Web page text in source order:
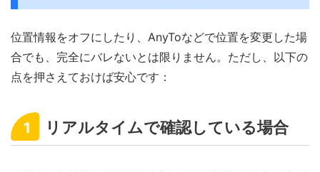
位置情報をオフにしたり、AnyToなどで位置を変更した場
合でも、完全にバレないとは限りません。ただし、以下の
点を押さえておけば安心です：
1 リアルタイムで確認している場合